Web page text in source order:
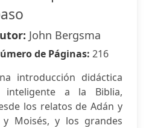
John Bergsma
de Páginas: 216
introducción didáctica
inteligente a la Biblia,
los relatos de Adán y
y Moisés, y los grandes